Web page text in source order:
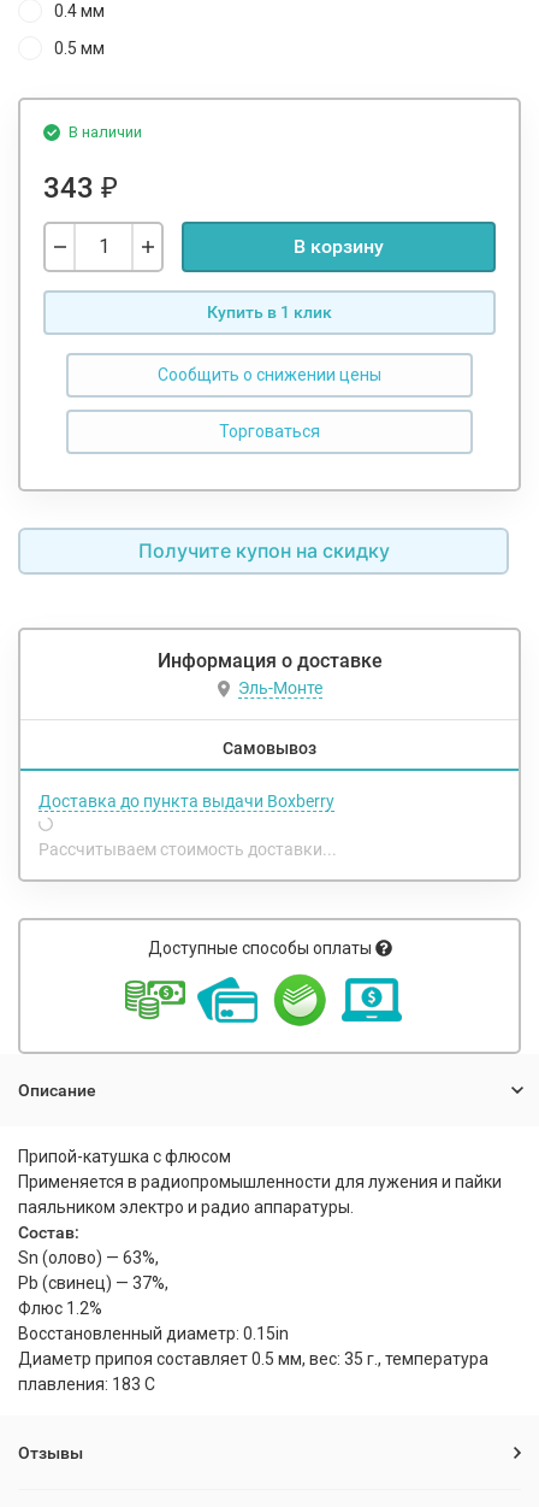
0.4 мм
0.5 мм
В наличии
343 ₽
В корзину
Купить в 1 клик
Сообщить о снижении цены
Получите купон на скидку
Информация о доставке
Эль-Монте
Самовывоз
Доставка до пункта выдачи Boxberry
Рассчитываем стоимость доставки...
Доступные способы оплаты
Описание
Припой-катушка c флюсом
Применяется в радиопромышленности для лужения и пайки
паяльником электро и радио аппаратуры.
Состав:
Sn (олово) — 63%,
Pb (свинец) — 37%,
Флюс 1.2%
Восстановленный диаметр: 0.15in
Диаметр припоя составляет 0.5 мм, вес: 35 г., температура
плавления: 183 C
Отзывы